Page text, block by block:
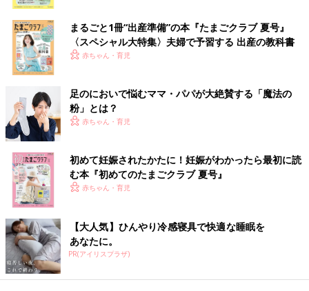
出典：Instagramアカウント「kote_pero」
まるごと1冊“出産準備”の本『たまごクラブ 夏号』
〈スペシャル大特集〉夫婦で予習する 出産の教科書
赤ちゃん・育児
足のにおいで悩むママ・パパが大絶賛する「魔法の
粉」とは？
赤ちゃん・育児
初めて妊娠されたかたに！妊娠がわかったら最初に読
む本『初めてのたまごクラブ 夏号』
赤ちゃん・育児
【大人気】ひんやり冷感寝具で快適な睡眠を
あなたに。
PR(アイリスプラザ)